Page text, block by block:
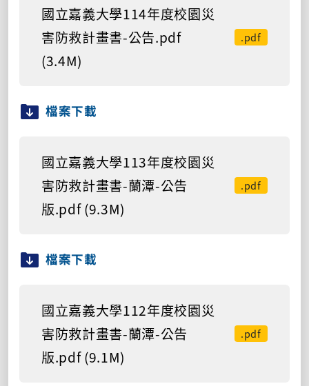
國立嘉義大學114年度校園災
害防救計畫書-公告.pdf
(3.4M)
.pdf
檔案下載
國立嘉義大學113年度校園災
害防救計畫書-蘭潭-公告
版.pdf (9.3M)
.pdf
檔案下載
國立嘉義大學112年度校園災
害防救計畫書-蘭潭-公告
版.pdf (9.1M)
.pdf